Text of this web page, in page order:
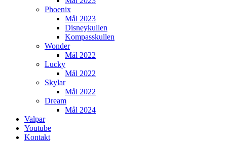
Phoenix
Mål 2023
Disneykullen
Kompasskullen
Wonder
Mål 2022
Lucky
Mål 2022
Skylar
Mål 2022
Dream
Mål 2024
Valpar
Youtube
Kontakt